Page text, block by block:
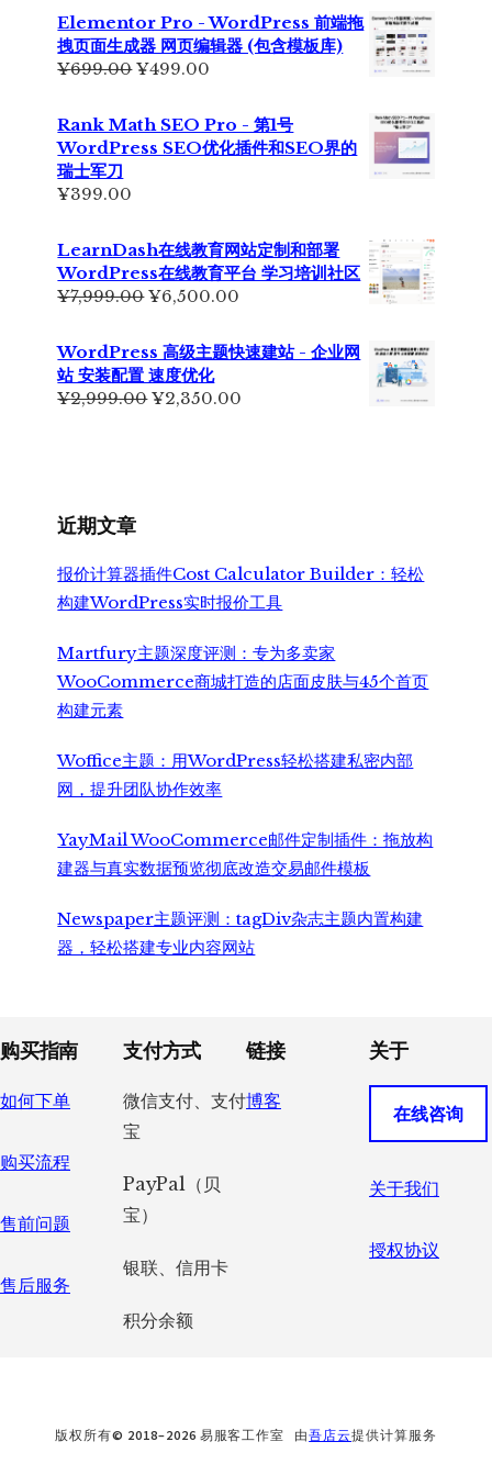
为：
¥6,990.00。
价
格
为：
Elementor Pro - WordPress 前端拖
拽页面生成器 网页编辑器 (包含模板库)
¥699.00原
为：
¥699.00。
¥499.00
价
格
为：
Rank Math SEO Pro - 第1号
WordPress SEO优化插件和SEO界的
瑞士军刀
¥399.00
LearnDash在线教育网站定制和部署
WordPress在线教育平台 学习培训社区
¥7,999.00原
为：
¥7,999.00。
¥6,500.00
价
格
¥6,500.00。
WordPress 高级主题快速建站 - 企业网
站 安装配置 速度优化
¥2,999.00原
¥2,350.00
近期文章
报价计算器插件Cost Calculator Builder：轻松
构建WordPress实时报价工具
Martfury主题深度评测：专为多卖家
WooCommerce商城打造的店面皮肤与45个首页
构建元素
Woffice主题：用WordPress轻松搭建私密内部
网，提升团队协作效率
YayMail WooCommerce邮件定制插件：拖放构
建器与真实数据预览彻底改造交易邮件模板
Newspaper主题评测：tagDiv杂志主题内置构建
器，轻松搭建专业内容网站
Footer
购买指南
如何下单
购买流程
售前问题
售后服务
支付方式
微信支付、支付
宝
PayPal（贝
宝）
银联、信用卡
积分余额
链接
博客
关于
在线咨询
关于我们
授权协议
版权所有© 2018–2026 易服客工作室 由吾店云提供计算服务